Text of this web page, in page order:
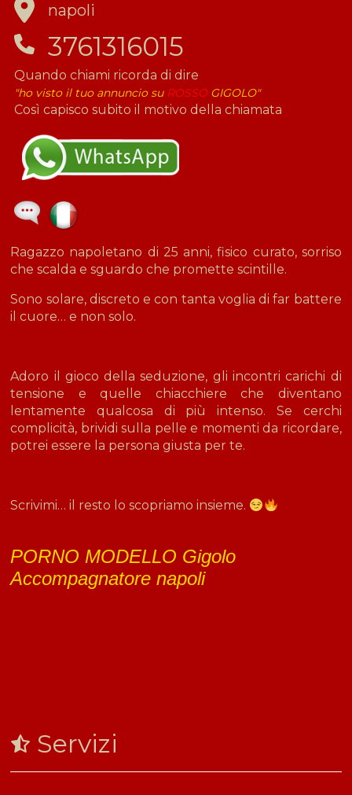
napoli
3761316015
Quando chiami ricorda di dire
"ho visto il tuo annuncio su ROSSO GIGOLO"
Così capisco subito il motivo della chiamata
Ragazzo napoletano di 25 anni, fisico curato, sorriso
che scalda e sguardo che promette scintille.
Sono solare, discreto e con tanta voglia di far battere
il cuore… e non solo.
Adoro il gioco della seduzione, gli incontri carichi di
tensione e quelle chiacchiere che diventano
lentamente qualcosa di più intenso. Se cerchi
complicità, brividi sulla pelle e momenti da ricordare,
potrei essere la persona giusta per te.
Scrivimi… il resto lo scopriamo insieme.
PORNO MODELLO Gigolo
Accompagnatore napoli
Servizi